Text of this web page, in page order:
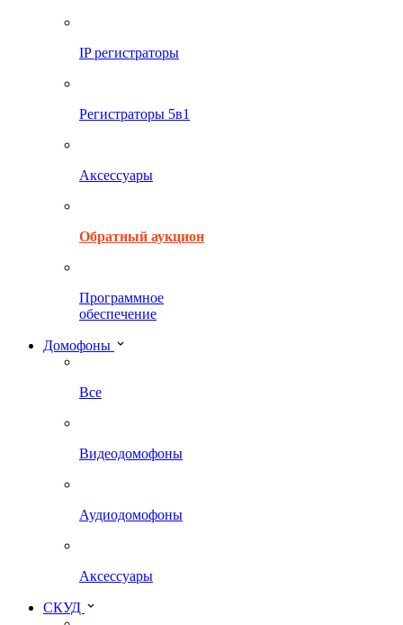
IP регистраторы
Регистраторы 5в1
Аксессуары
Обратный аукцион
Программное
обеспечение
Домофоны
Все
Видеодомофоны
Аудиодомофоны
Аксессуары
СКУД